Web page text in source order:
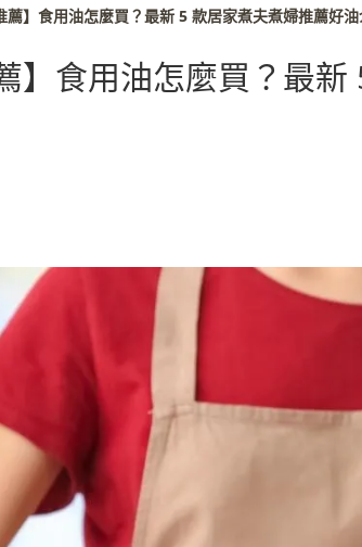
薦】食用油怎麼買？最新 5 款居家煮夫煮婦推薦好
】食用油怎麼買？最